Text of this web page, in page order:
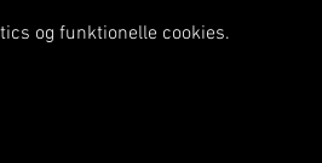
og funktionelle cookies.